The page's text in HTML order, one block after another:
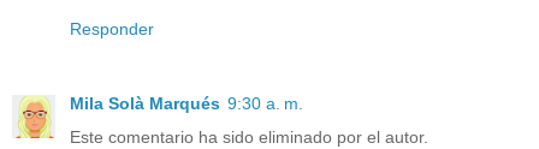
Responder
Mila Solà Marqués 9:30 a. m.
Este comentario ha sido eliminado por el autor.